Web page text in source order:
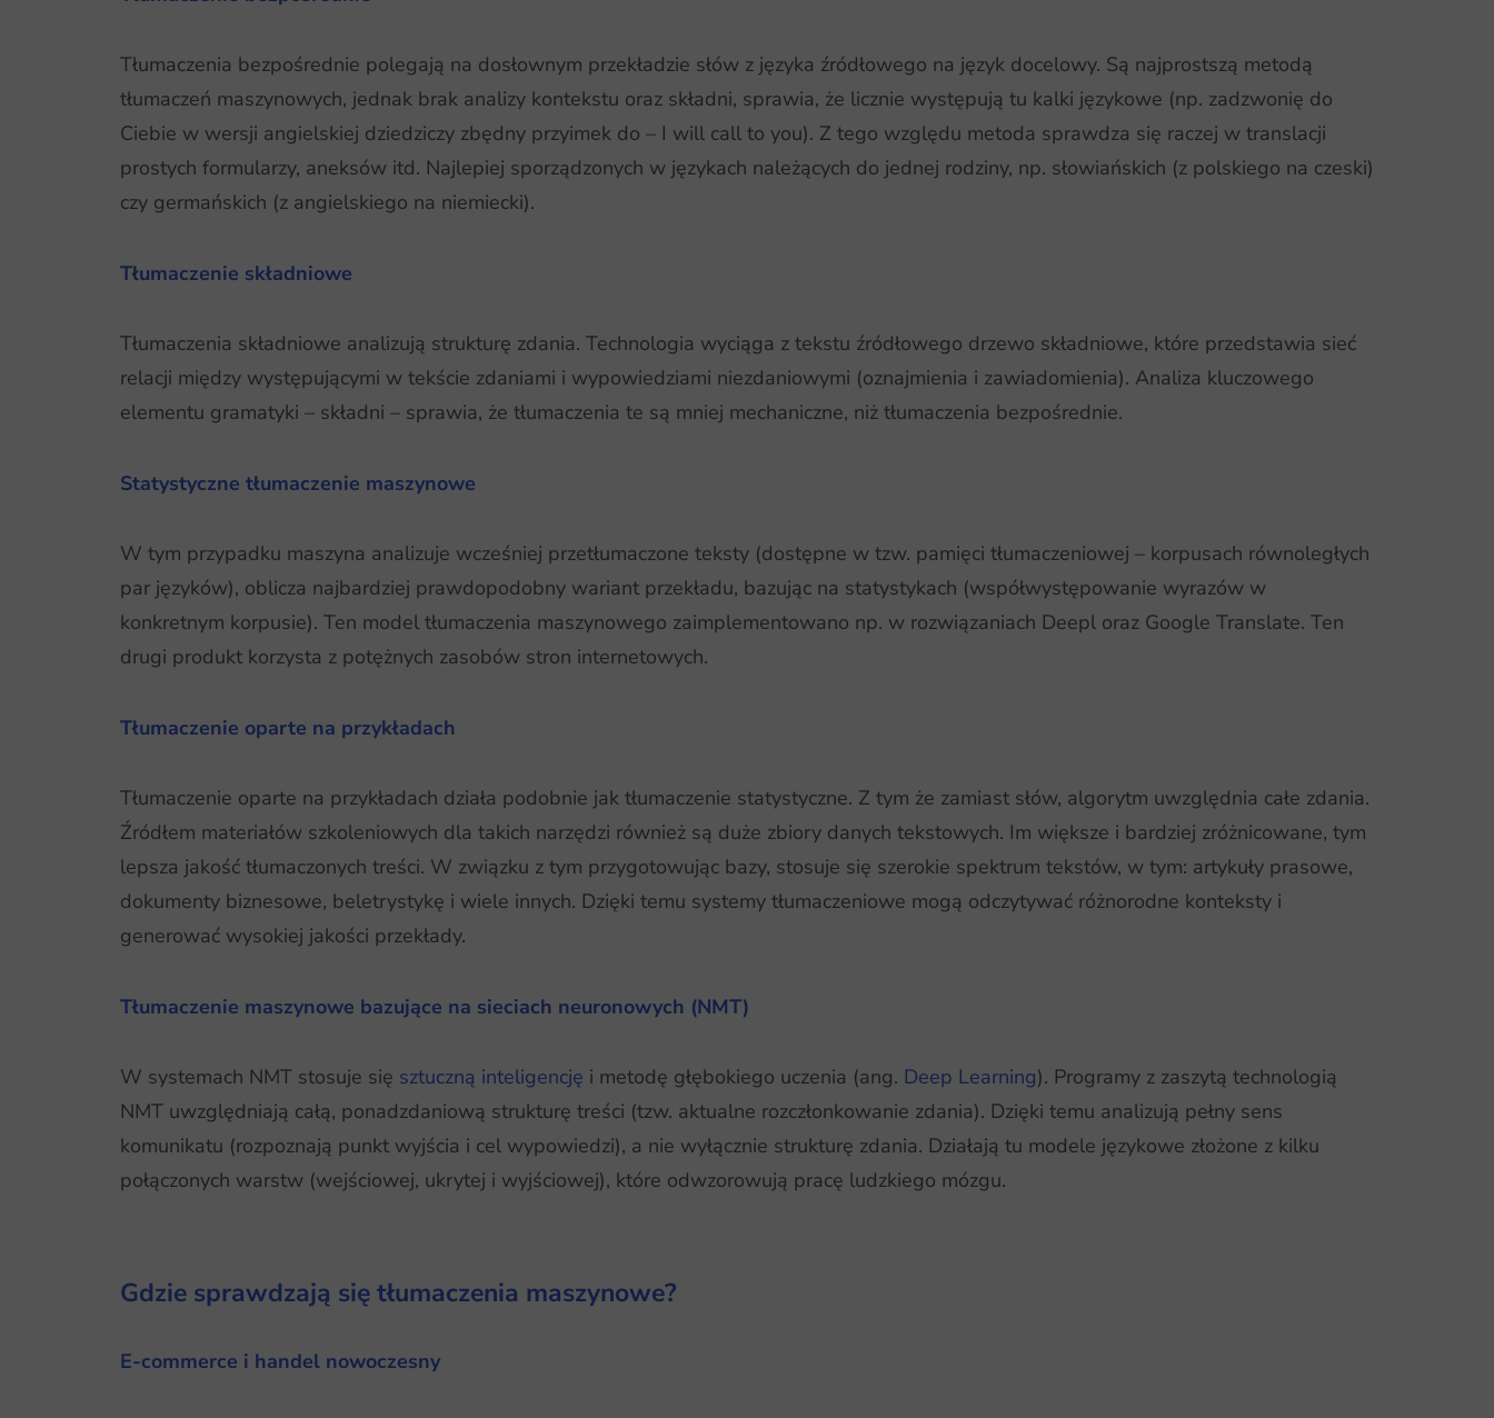
Tłumaczenia bezpośrednie polegają na dosłownym przekładzie słów z języka źródłowego na język docelowy. Są najprostszą metodą
tłumaczeń maszynowych, jednak brak analizy kontekstu oraz składni, sprawia, że licznie występują tu kalki językowe (np. zadzwonię do
Ciebie w wersji angielskiej dziedziczy zbędny przyimek do – I will call to you). Z tego względu metoda sprawdza się raczej w translacji
prostych formularzy, aneksów itd. Najlepiej sporządzonych w językach należących do jednej rodziny, np. słowiańskich (z polskiego na czeski)
czy germańskich (z angielskiego na niemiecki).
Tłumaczenie składniowe
Tłumaczenia składniowe analizują strukturę zdania. Technologia wyciąga z tekstu źródłowego drzewo składniowe, które przedstawia sieć
relacji między występującymi w tekście zdaniami i wypowiedziami niezdaniowymi (oznajmienia i zawiadomienia). Analiza kluczowego
elementu gramatyki – składni – sprawia, że tłumaczenia te są mniej mechaniczne, niż tłumaczenia bezpośrednie.
Statystyczne tłumaczenie maszynowe
W tym przypadku maszyna analizuje wcześniej przetłumaczone teksty (dostępne w tzw. pamięci tłumaczeniowej – korpusach równoległych
par języków), oblicza najbardziej prawdopodobny wariant przekładu, bazując na statystykach (współwystępowanie wyrazów w
konkretnym korpusie). Ten model tłumaczenia maszynowego zaimplementowano np. w rozwiązaniach Deepl oraz Google Translate. Ten
drugi produkt korzysta z potężnych zasobów stron internetowych.
Tłumaczenie oparte na przykładach
Tłumaczenie oparte na przykładach działa podobnie jak tłumaczenie statystyczne. Z tym że zamiast słów, algorytm uwzględnia całe zdania.
Źródłem materiałów szkoleniowych dla takich narzędzi również są duże zbiory danych tekstowych. Im większe i bardziej zróżnicowane, tym
lepsza jakość tłumaczonych treści. W związku z tym przygotowując bazy, stosuje się szerokie spektrum tekstów, w tym: artykuły prasowe,
dokumenty biznesowe, beletrystykę i wiele innych. Dzięki temu systemy tłumaczeniowe mogą odczytywać różnorodne konteksty i
generować wysokiej jakości przekłady.
Tłumaczenie maszynowe bazujące na sieciach neuronowych (NMT)
W systemach NMT stosuje się sztuczną inteligencję i metodę głębokiego uczenia (ang. Deep Learning). Programy z zaszytą technologią
NMT uwzględniają całą, ponadzdaniową strukturę treści (tzw. aktualne rozczłonkowanie zdania). Dzięki temu analizują pełny sens
komunikatu (rozpoznają punkt wyjścia i cel wypowiedzi), a nie wyłącznie strukturę zdania. Działają tu modele językowe złożone z kilku
połączonych warstw (wejściowej, ukrytej i wyjściowej), które odwzorowują pracę ludzkiego mózgu.
Gdzie sprawdzają się tłumaczenia maszynowe?
E-commerce i handel nowoczesny